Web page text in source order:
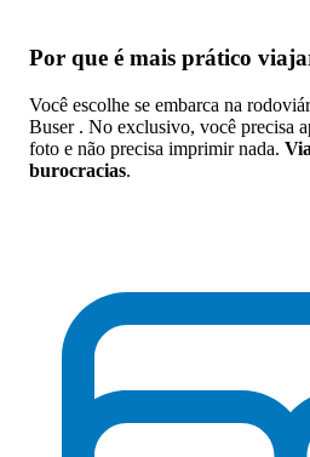
Por que é mais prático
Você escolhe se embarca na
Buser . No exclusivo, você precisa
foto e não precisa imprimir nada.
burocracias.